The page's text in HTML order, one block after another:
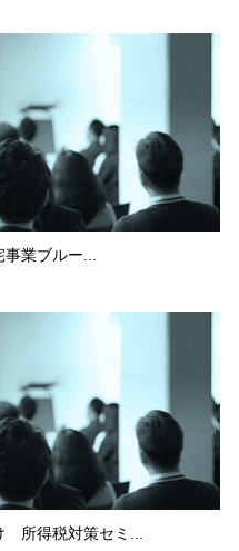
業ブルー...
所得税対策セミ...